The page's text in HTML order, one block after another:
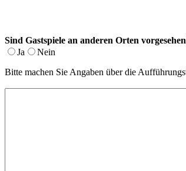
Sind Gastspiele an anderen Orten
Ja
Nein
Bitte machen Sie Angaben über die